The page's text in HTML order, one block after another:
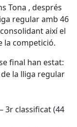
Tona , després
regular amb 46
així el
la competició.
final han estat:
la lliga regular
3r classificat (44